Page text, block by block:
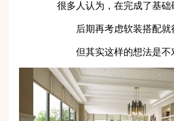
很多人认为，在完成了基础
后期再考虑软装搭配就
但其实这样的想法是不